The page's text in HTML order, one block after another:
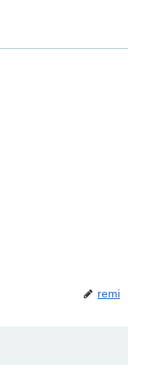
remi